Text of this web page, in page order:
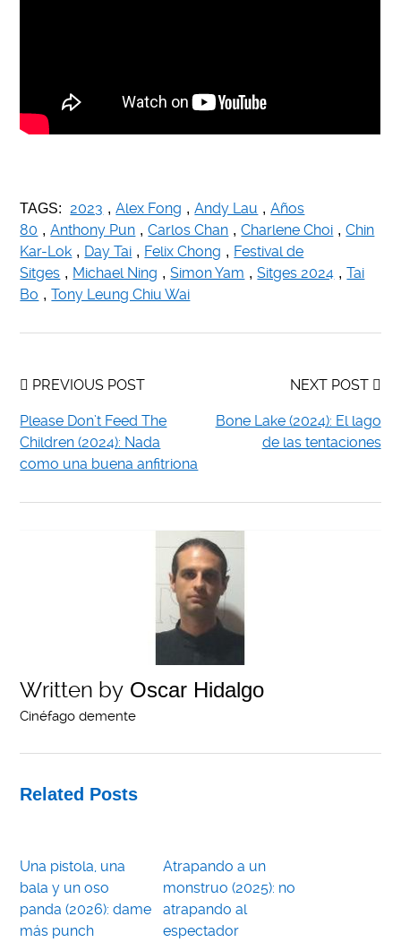
TAGS: 2023 , Alex Fong , Andy Lau , Años
80 , Anthony Pun , Carlos Chan , Charlene Choi , Chin
Kar-Lok , Day Tai , Felix Chong , Festival de
Sitges , Michael Ning , Simon Yam , Sitges 2024 , Tai
Bo , Tony Leung Chiu Wai
PREVIOUS POST
Please Don’t Feed The
Children (2024): Nada
como una buena anfitriona
NEXT POST
Bone Lake (2024): El lago
de las tentaciones
Written by Oscar Hidalgo
Cinéfago demente
Related Posts
Una pistola, una
bala y un oso
panda (2026): dame
más punch
Atrapando a un
monstruo (2025): no
atrapando al
espectador